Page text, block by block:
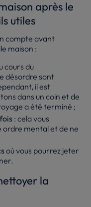
après le
utiles
compte avant
maison :
cours du
désordre sont
il est
dans un coin et de
a été terminé ;
: cela vous
mental et de ne
où vous pourrez jeter
la